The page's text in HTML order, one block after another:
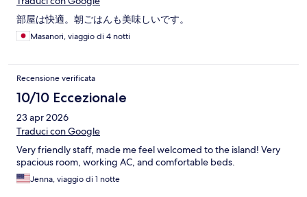
部屋は快適。朝ごはんも美味しいです。
Masanori, viaggio di 4 notti
Recensione verificata
10/10 Eccezionale
23 apr 2026
Traduci con Google
Very friendly staff, made me feel welcomed to the island! Very
spacious room, working AC, and comfortable beds.
Jenna, viaggio di 1 notte